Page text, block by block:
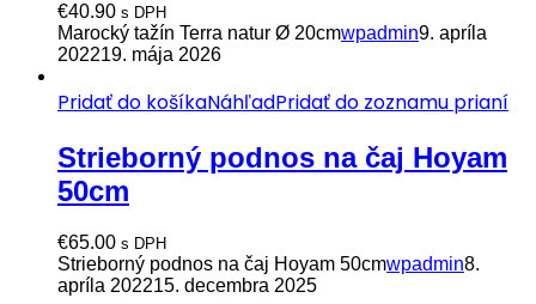
€40.90 s DPH
Marocký tažín Terra natur Ø 20cmwpadmin9. apríla
202219. mája 2026
Pridať do košíkaNáhľadPridať do zoznamu prianí
Strieborný podnos na čaj Hoyam
50cm
€65.00 s DPH
Strieborný podnos na čaj Hoyam 50cmwpadmin8.
apríla 202215. decembra 2025